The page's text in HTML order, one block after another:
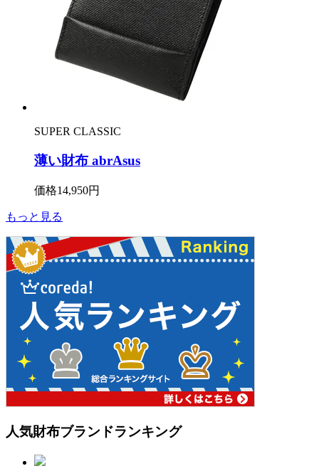
SUPER CLASSIC
薄い財布 abrAsus
価格14,950円
もっと見る
人気財布ブランドランキング